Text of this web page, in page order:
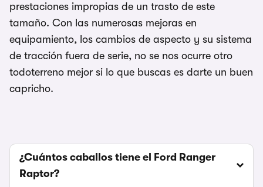
prestaciones impropias de un trasto de este
tamaño. Con las numerosas mejoras en
equipamiento, los cambios de aspecto y su sistema
de tracción fuera de serie, no se nos ocurre otro
todoterreno mejor si lo que buscas es darte un buen
capricho.
¿Cuántos caballos tiene el Ford Ranger
Raptor?